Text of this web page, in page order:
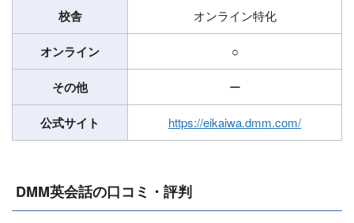
校舎 オンライン特化
オンライン ○
その他 ー
公式サイト https://eikaiwa.dmm.com/
DMM英会話の口コミ・評判